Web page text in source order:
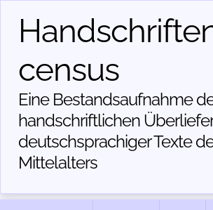
census
Eine Bestandsaufnahme
handschriftlichen
deutschsprachiger Texte
Mittelalters